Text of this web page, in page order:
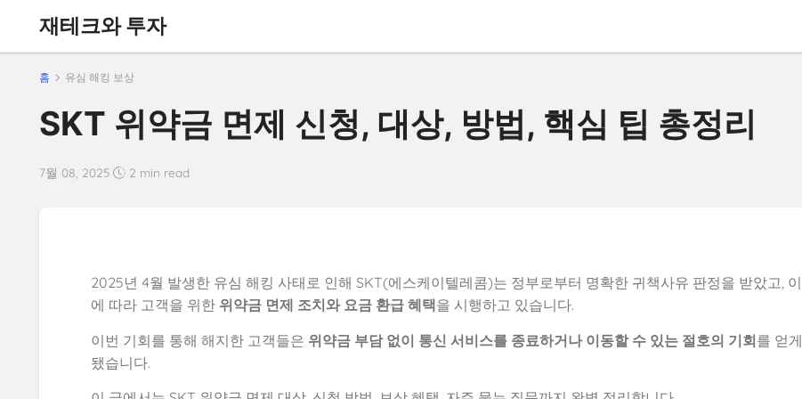
재테크와 투자
홈 유심 해킹 보상
SKT 위약금 면제 신청, 대상, 방법, 핵심 팁 총정리
7월 08, 2025 2 min read
2025년 4월 발생한 유심 해킹 사태로 인해 SKT(에스케이텔레콤)는 정부로부터 명확한 귀책사유 판정을 받았고, 이
에 따라 고객을 위한 위약금 면제 조치와 요금 환급 혜택을 시행하고 있습니다.
이번 기회를 통해 해지한 고객들은 위약금 부담 없이 통신 서비스를 종료하거나 이동할 수 있는 절호의 기회를 얻게
됐습니다.